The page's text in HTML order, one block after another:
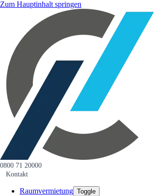
Zum Hauptinhalt springen
0800 71 20000
Kontakt
Raumvermietung Toggle